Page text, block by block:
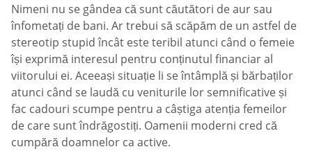
Nimeni nu se gândea că sunt căutători de aur sau
înfometați de bani. Ar trebui să scăpăm de un astfel de
stereotip stupid încât este teribil atunci când o femeie
își exprimă interesul pentru conținutul financiar al
viitorului ei. Aceeași situație li se întâmplă și bărbaților
atunci când se laudă cu veniturile lor semnificative și
fac cadouri scumpe pentru a câștiga atenția femeilor
de care sunt îndrăgostiți. Oamenii moderni cred că
cumpără doamnelor ca active.